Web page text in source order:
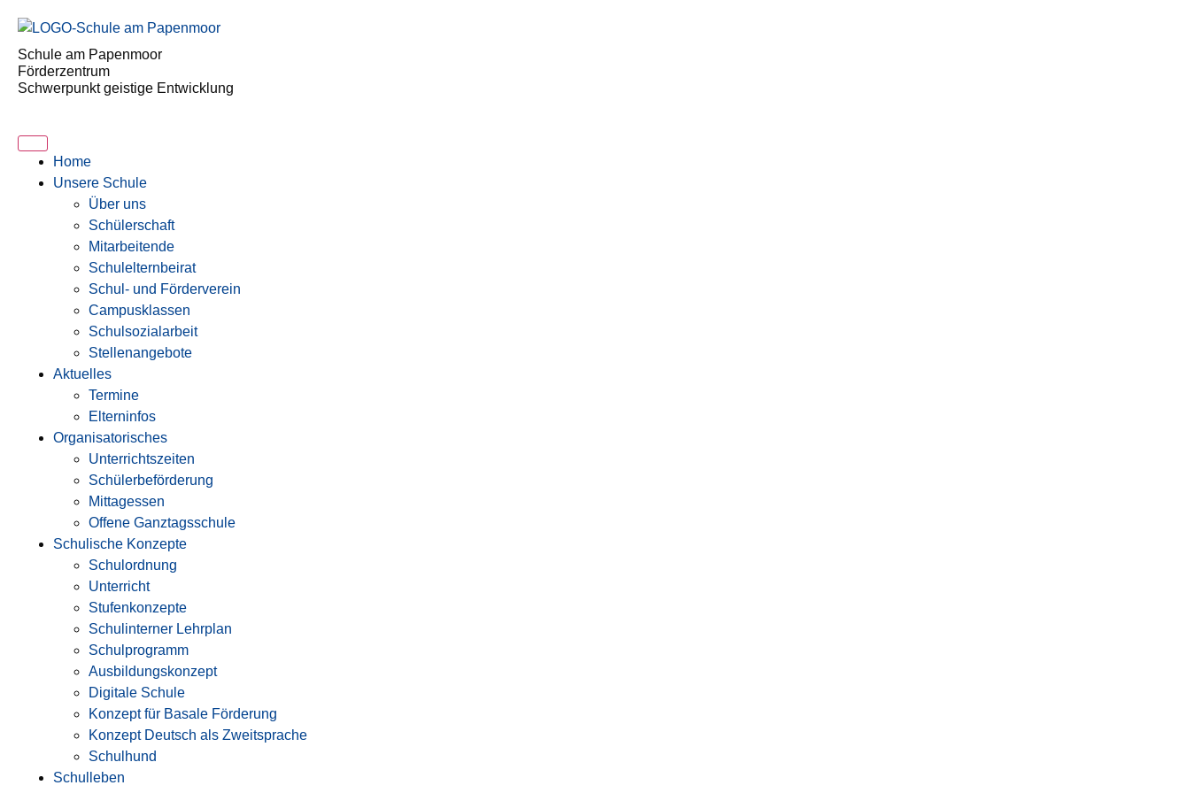
Schule am Papenmoor
Förderzentrum
Schwerpunkt geistige Entwicklung
Home
Unsere Schule
Über uns
Schülerschaft
Mitarbeitende
Schulelternbeirat
Schul- und Förderverein
Campusklassen
Schulsozialarbeit
Stellenangebote
Aktuelles
Termine
Elterninfos
Organisatorisches
Unterrichtszeiten
Schülerbeförderung
Mittagessen
Offene Ganztagsschule
Schulische Konzepte
Schulordnung
Unterricht
Stufenkonzepte
Schulinterner Lehrplan
Schulprogramm
Ausbildungskonzept
Digitale Schule
Konzept für Basale Förderung
Konzept Deutsch als Zweitsprache
Schulhund
Schulleben